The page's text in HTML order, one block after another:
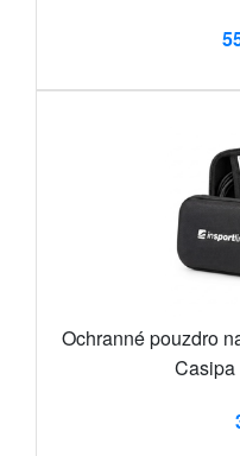
Ochranné pouzdro
Casipa